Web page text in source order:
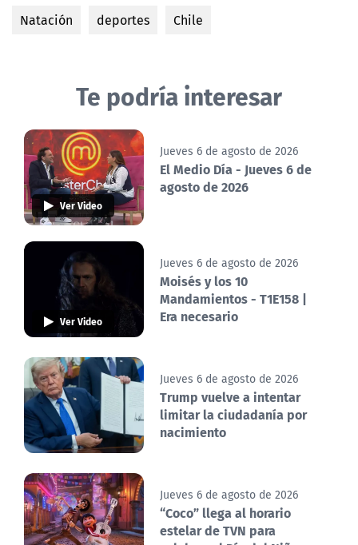
Natación deportes Chile
Te podría interesar
Ver Video
Jueves 6 de agosto de 2026
El Medio Día - Jueves 6 de
agosto de 2026
Ver Video
Jueves 6 de agosto de 2026
Moisés y los 10
Mandamientos - T1E158 |
Era necesario
Jueves 6 de agosto de 2026
Trump vuelve a intentar
limitar la ciudadanía por
nacimiento
Jueves 6 de agosto de 2026
“Coco” llega al horario
estelar de TVN para